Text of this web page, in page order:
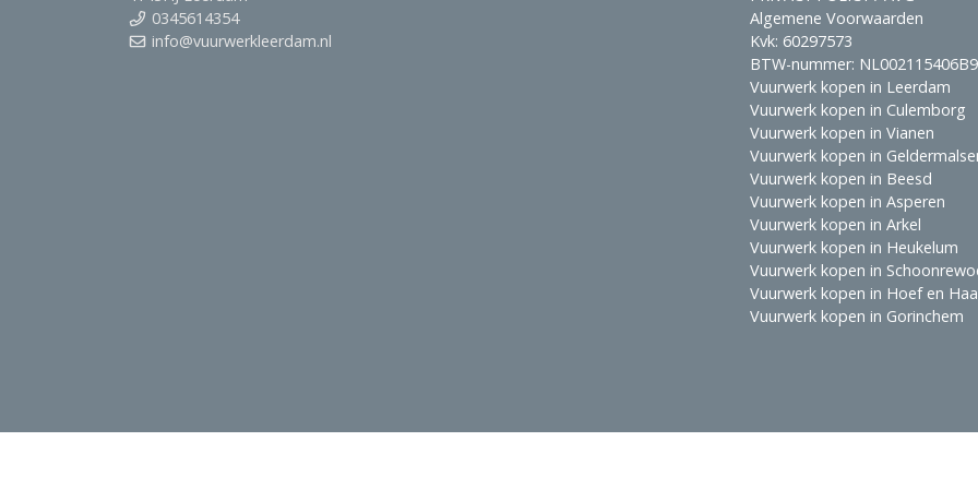
0345614354
info@vuurwerkleerdam.nl
Algemene Voorwaarden
Kvk: 60297573
BTW-nummer:
Vuurwerk kopen in Leerdam
Vuurwerk kopen in Culemborg
Vuurwerk kopen in Vianen
Vuurwerk kopen in
Vuurwerk kopen in Beesd
Vuurwerk kopen in Asperen
Vuurwerk kopen in Arkel
Vuurwerk kopen in Heukelum
Vuurwerk kopen in
Vuurwerk kopen in Hoef en
Vuurwerk kopen in Gorinchem